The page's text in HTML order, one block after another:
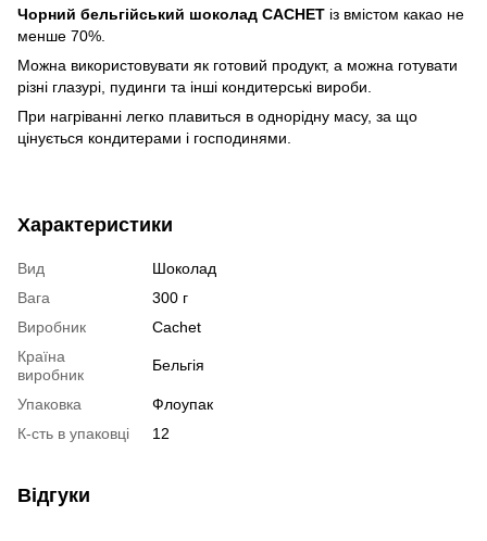
Чорний бельгійський шоколад CACHET із вмістом какао не
менше 70%.
Можна використовувати як готовий продукт, а можна готувати
різні глазурі, пудинги та інші кондитерські вироби.
При нагріванні легко плавиться в однорідну масу, за що
цінується кондитерами і господинями.
Характеристики
Вид
Шоколад
Вага
300 г
Виробник
Cachet
Країна
виробник
Бельгія
Упаковка
Флоупак
К-сть в упаковці
12
Відгуки